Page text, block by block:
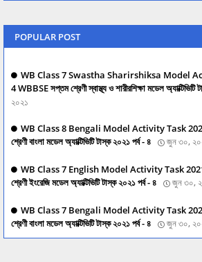
POPULAR POST
WB Class 7 Swastha Sharirshiksa Model
4 WBBSE সপ্তম শ্রেণী স্বাস্থ্য ও শারীরশিক্ষা মডেল অ্যাক্টিভিটি
২০২১
WB Class 8 Bengali Model Activity Task
শ্রেণী বাংলা মডেল অ্যাক্টিভিটি টাস্ক ২০২১ পর্ব - ৪
জুন ৩০,
WB Class 7 English Model Activity Task
শ্রেণী ইংরেজি মডেল অ্যাক্টিভিটি টাস্ক ২০২১ পর্ব - ৪
জুন ৩০,
WB Class 7 Bengali Model Activity Task
শ্রেণী বাংলা মডেল অ্যাক্টিভিটি টাস্ক ২০২১ পর্ব - ৪
জুন ৩০,